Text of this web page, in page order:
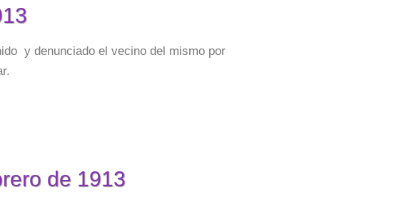
y denunciado el vecino del mismo por
de 1913